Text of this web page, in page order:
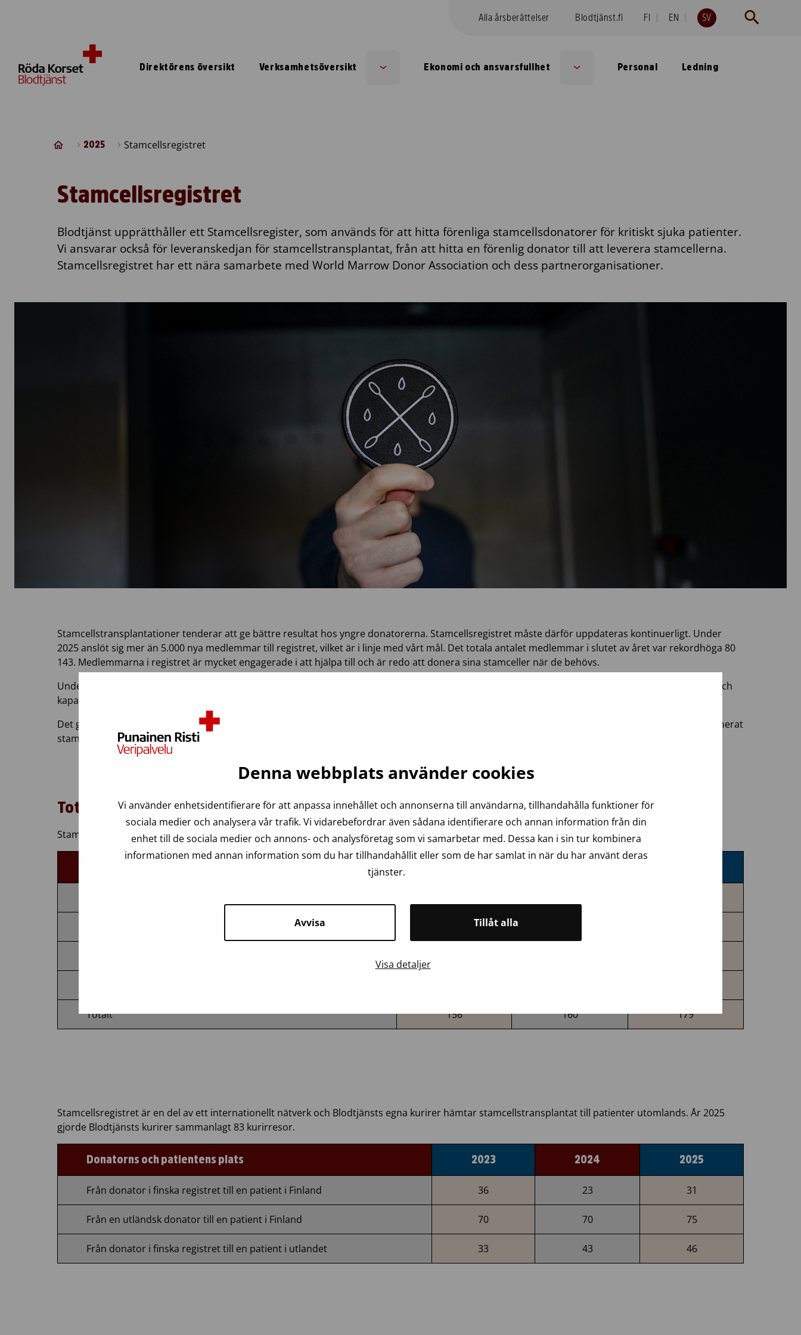
Denna webbplats använder cookies
Vi använder enhetsidentifierare för att anpassa innehållet och annonserna till användarna, tillhandahålla funktioner för
sociala medier och analysera vår trafik. Vi vidarebefordrar även sådana identifierare och annan information från din
enhet till de sociala medier och annons- och analysföretag som vi samarbetar med. Dessa kan i sin tur kombinera
informationen med annan information som du har tillhandahållit eller som de har samlat in när du har använt deras
tjänster.
Avvisa Tillåt alla
Visa detaljer
Alla årsberättelser Blodtjänst.fi FI EN SV
Direktörens översikt Verksamhetsöversikt Ekonomi och ansvarsfullhet Personal Ledning
2025 Stamcellsregistret
Stamcellsregistret
Blodtjänst upprätthåller ett Stamcellsregister, som används för att hitta förenliga stamcellsdonatorer för kritiskt sjuka patienter.
Vi ansvarar också för leveranskedjan för stamcellstransplantat, från att hitta en förenlig donator till att leverera stamcellerna.
Stamcellsregistret har ett nära samarbete med World Marrow Donor Association och dess partnerorganisationer.
Stamcellstransplantationer tenderar att ge bättre resultat hos yngre donatorerna. Stamcellsregistret måste därför uppdateras kontinuerligt. Under
2025 anslöt sig mer än 5.000 nya medlemmar till registret, vilket är i linje med vårt mål. Det totala antalet medlemmar i slutet av året var rekordhöga 80
143. Medlemmarna i registret är mycket engagerade i att hjälpa till och är redo att donera sina stamceller när de behövs.
Under året förmedlade vi 179 transplantat till patienter, vilket är det högsta årliga antalet i Stamcellsregistrets historia. Vårt registers tillförlitlighet och
kapacitet visas av det faktum att antalet förmedlingar av transplantat till utlandet har ökat under de senaste åren.
Det gjordes 77 donationer av stamceller av medlemmar i registret. År 2025 nådde Stamcellsregistret en milstolpe: mer än 1 000 medlemmar har donerat
stamceller för patientbehandling under dess verksamhetstid.
Totalt antal förmedlingar av transplantat
Stamceller kan samlas in från donatorer på olika sätt. Det vanligaste är att samla in celler från donators blodomlopp.
Totalt 156 160 179
Stamcellsregistret är en del av ett internationellt nätverk och Blodtjänsts egna kurirer hämtar stamcellstransplantat till patienter utomlands. År 2025
gjorde Blodtjänsts kurirer sammanlagt 83 kurirresor.
Donatorns och patientens plats 2023 2024 2025
Från donator i finska registret till en patient i Finland 36 23 31
Från en utländsk donator till en patient i Finland 70 70 75
Från donator i finska registret till en patient i utlandet 33 43 46